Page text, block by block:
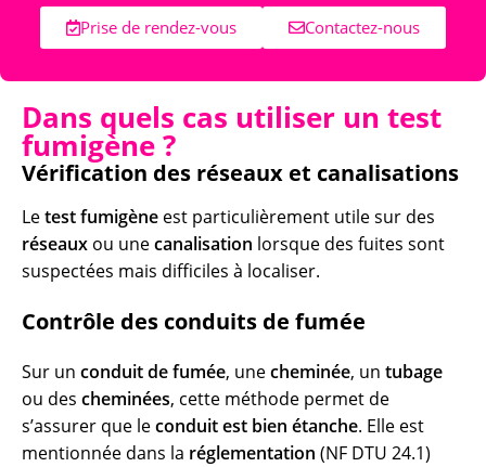
Prise de rendez-vous Contactez-nous
Dans quels cas utiliser un test
fumigène ?
Vérification des réseaux et canalisations
Letest fumigène est particulièrement utile sur des
réseaux ou unecanalisation lorsque des fuites sont
suspectées mais difficiles à localiser.
Contrôle des conduits de fumée
Sur un conduit de fumée, unecheminée, un tubage
ou des cheminées, cette méthode permet de
s’assurer que leconduit est bien étanche. Elle est
mentionnée dans la réglementation (NF DTU 24.1)